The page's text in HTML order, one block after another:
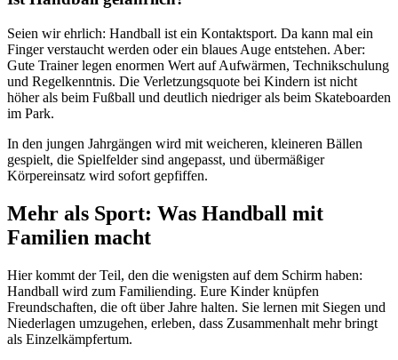
Seien wir ehrlich: Handball ist ein Kontaktsport. Da kann mal ein
Finger verstaucht werden oder ein blaues Auge entstehen. Aber:
Gute Trainer legen enormen Wert auf Aufwärmen, Technikschulung
und Regelkenntnis. Die Verletzungsquote bei Kindern ist nicht
höher als beim Fußball und deutlich niedriger als beim Skateboarden
im Park.
In den jungen Jahrgängen wird mit weicheren, kleineren Bällen
gespielt, die Spielfelder sind angepasst, und übermäßiger
Körpereinsatz wird sofort gepfiffen.
Mehr als Sport: Was Handball mit
Familien macht
Hier kommt der Teil, den die wenigsten auf dem Schirm haben:
Handball wird zum Familiending. Eure Kinder knüpfen
Freundschaften, die oft über Jahre halten. Sie lernen mit Siegen und
Niederlagen umzugehen, erleben, dass Zusammenhalt mehr bringt
als Einzelkämpfertum.